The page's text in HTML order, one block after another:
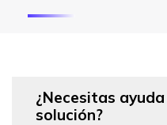
¿Necesitas
solución?